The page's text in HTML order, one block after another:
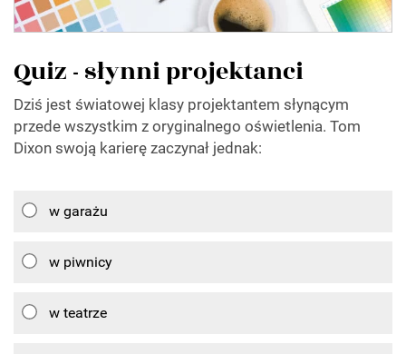
Quiz - słynni projektanci
Dziś jest światowej klasy projektantem słynącym
przede wszystkim z oryginalnego oświetlenia. Tom
Dixon swoją karierę zaczynał jednak:
w garażu
w piwnicy
w teatrze